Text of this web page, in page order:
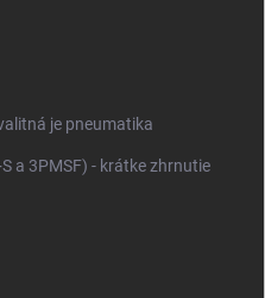
je pneumatika
a 3PMSF) - krátke zhrnutie